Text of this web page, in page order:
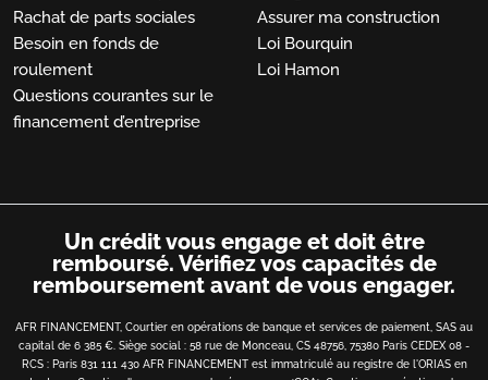
Rachat de parts sociales
Besoin en fonds de
roulement
Questions courantes sur le
financement d’entreprise
Assurer ma construction
Loi Bourquin
Loi Hamon
Un crédit vous engage et doit être
remboursé. Vérifiez vos capacités de
remboursement avant de vous engager.
AFR FINANCEMENT, Courtier en opérations de banque et services de paiement, SAS au
capital de 6 385 €. Siège social : 58 rue de Monceau, CS 48756, 75380 Paris CEDEX 08 -
RCS : Paris 831 111 430 AFR FINANCEMENT est immatriculé au registre de l'ORIAS en